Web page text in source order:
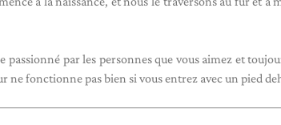
passionné par les personnes que vous aimez et
fonctionne pas bien si vous entrez avec un pied